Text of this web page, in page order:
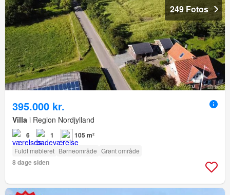
249 Fotos
395.000 kr.
Villa i Region Nordjylland
6 1 105 m²
Fuldt møbleret Børneområde Grønt område
8 dage siden